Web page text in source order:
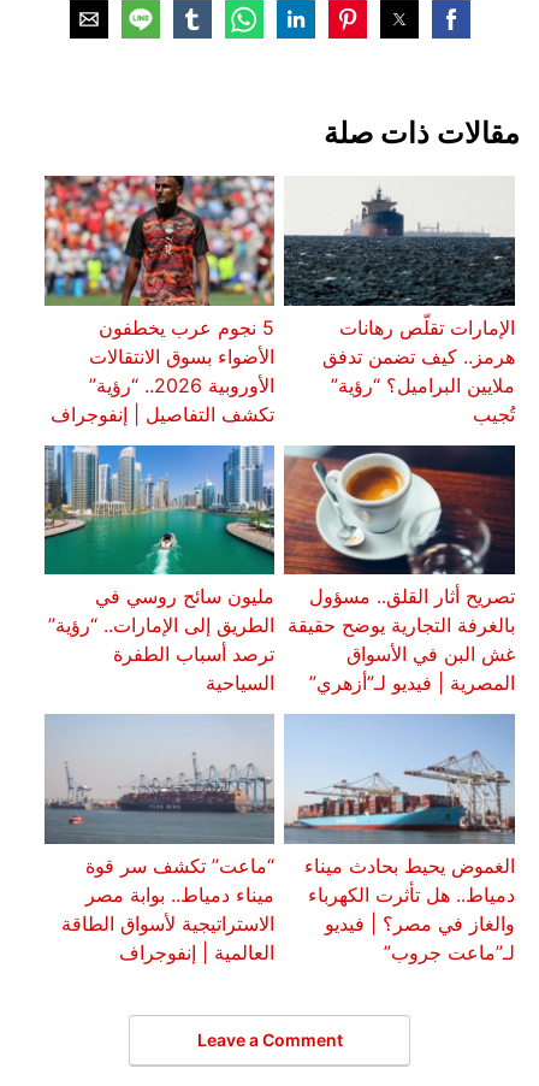
مقالات ذات صلة
الإمارات تقلّص رهانات
هرمز.. كيف تضمن تدفق
ملايين البراميل؟ “رؤية”
تُجيب
5 نجوم عرب يخطفون
الأضواء بسوق الانتقالات
الأوروبية 2026.. “رؤية”
تكشف التفاصيل | إنفوجراف
تصريح أثار القلق.. مسؤول
بالغرفة التجارية يوضح حقيقة
غش البن في الأسواق
المصرية | فيديو لـ”أزهري”
مليون سائح روسي في
الطريق إلى الإمارات.. “رؤية”
ترصد أسباب الطفرة
السياحية
الغموض يحيط بحادث ميناء
دمياط.. هل تأثرت الكهرباء
والغاز في مصر؟ | فيديو
لـ”ماعت جروب”
“ماعت” تكشف سر قوة
ميناء دمياط.. بوابة مصر
الاستراتيجية لأسواق الطاقة
العالمية | إنفوجراف
Leave a Comment